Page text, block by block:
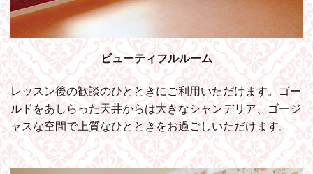
ビューティフルルーム
レッスン後の歓談のひとときにご利用いただけます。ゴー
ルドをあしらった天井からは大きなシャンデリア、ゴージ
ャスな空間で上質なひとときをお過ごしいただけます。